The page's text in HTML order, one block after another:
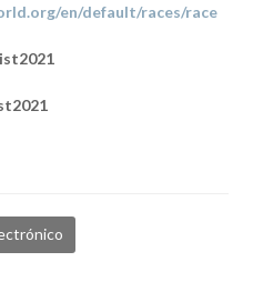
en/default/races/race